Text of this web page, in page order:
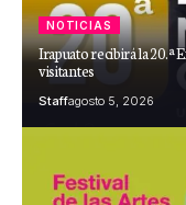
NOTICIAS
Irapuato recibirá la 20.ª
visitantes
Staffagosto 5, 2026